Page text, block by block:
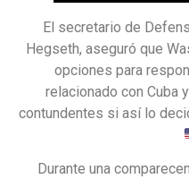
El secretario de
Hegseth, aseguró que
opciones para
relacionado con Cuba
contundentes si así lo
Durante una